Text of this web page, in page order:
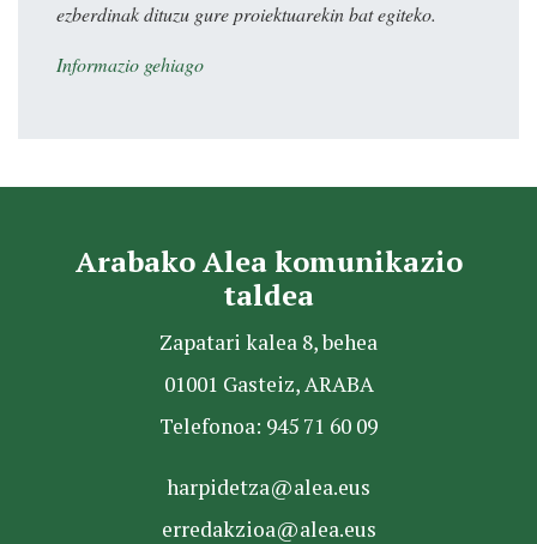
ezberdinak dituzu gure proiektuarekin bat egiteko.
Informazio gehiago
Arabako Alea komunikazio
taldea
Zapatari kalea 8, behea
01001 Gasteiz, ARABA
Telefonoa: 945 71 60 09
harpidetza@alea.eus
erredakzioa@alea.eus